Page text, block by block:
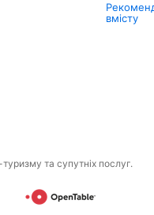
вмісту
та супутніх послуг.